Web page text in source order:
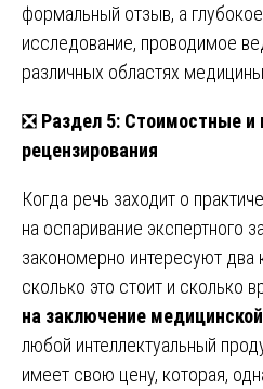
формальный отзыв, а
исследование, проводимое
различных областях медицины.
❎ Раздел 5: Стоимостные
рецензирования
Когда речь заходит о
на оспаривание экспертного
закономерно интересуют два
сколько это стоит и сколько
на заключение
любой интеллектуальный
имеет свою цену, которая,